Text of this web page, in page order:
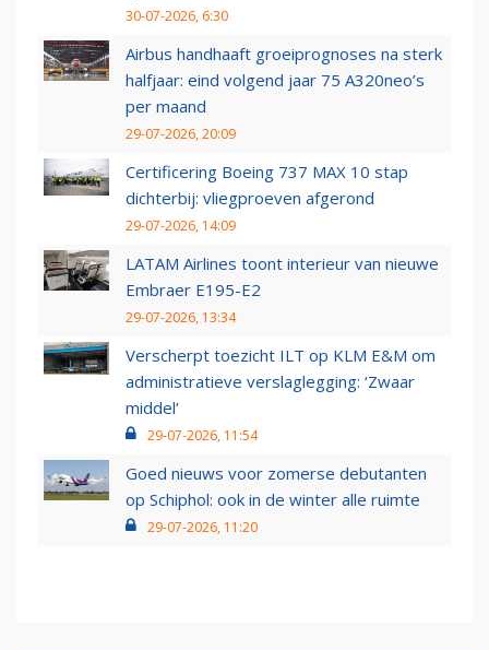
30-07-2026, 6:30
Airbus handhaaft groeiprognoses na sterk
halfjaar: eind volgend jaar 75 A320neo’s
per maand
29-07-2026, 20:09
Certificering Boeing 737 MAX 10 stap
dichterbij: vliegproeven afgerond
29-07-2026, 14:09
LATAM Airlines toont interieur van nieuwe
Embraer E195-E2
29-07-2026, 13:34
Verscherpt toezicht ILT op KLM E&M om
administratieve verslaglegging: ‘Zwaar
middel’
29-07-2026, 11:54
Goed nieuws voor zomerse debutanten
op Schiphol: ook in de winter alle ruimte
29-07-2026, 11:20